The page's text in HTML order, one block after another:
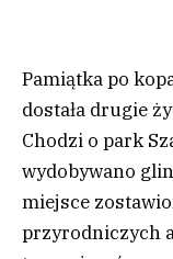
Pamiątka po
dostała drugie
Chodzi o park
wydobywano
miejsce
przyrodniczych